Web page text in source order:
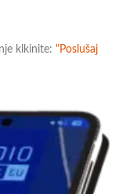
klkinite: "Poslušaj